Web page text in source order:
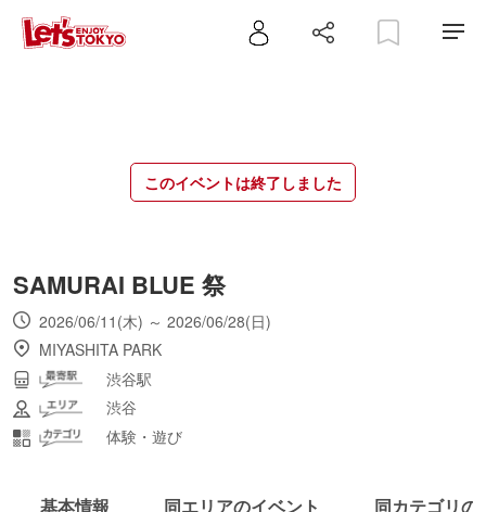
このイベントは終了しました
SAMURAI BLUE 祭
2026/06/11(木) ～ 2026/06/28(日)
MIYASHITA PARK
渋谷駅
渋谷
体験・遊び
基本情報 同エリアのイベント 同カテゴリの